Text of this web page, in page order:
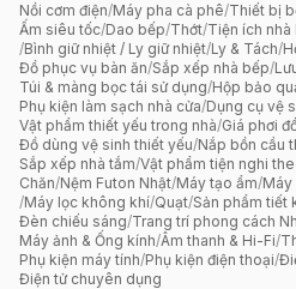
Nồi cơm điện/Máy pha cà phê/Thiết bị
Ấm siêu tốc/Dao bếp/Thớt/Tiện ích nhà
/Bình giữ nhiệt / Ly giữ nhiệt/Ly & Tách/
Đồ phục vụ bàn ăn/Sắp xếp nhà bếp/
Túi & màng bọc tái sử dụng/Hộp bảo
Phụ kiện làm sạch nhà cửa/Dụng cụ vệ
Vật phẩm thiết yếu trong nhà/Giá phơi
Đồ dùng vệ sinh thiết yếu/Nắp bồn cầu
Sắp xếp nhà tắm/Vật phẩm tiện nghi
Chăn/Nệm Futon Nhật/Máy tạo ẩm/Máy
/Máy lọc không khí/Quạt/Sản phẩm tiết
Đèn chiếu sáng/Trang trí phong cách
Máy ảnh & Ống kính/Âm thanh & Hi-Fi/
Phụ kiện máy tính/Phụ kiện điện thoại/
Điện tử chuyên dụng